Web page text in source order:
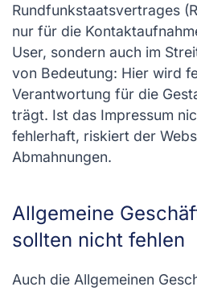
Rundfunkstaatsvertrages
nur für die
User, sondern auch im
von Bedeutung: Hier wird
Verantwortung für die
trägt. Ist das Impressum
fehlerhaft, riskiert der
Abmahnungen.
Allgemeine
sollten nicht fehlen
Auch die Allgemeinen